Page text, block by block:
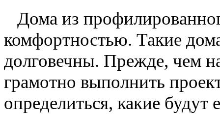
Дома из
комфортностью. Такие
долговечны. Прежде, чем
грамотно выполнить
определиться, какие будут